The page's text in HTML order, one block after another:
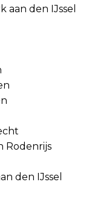
den IJssel
Rodenrijs
den IJssel